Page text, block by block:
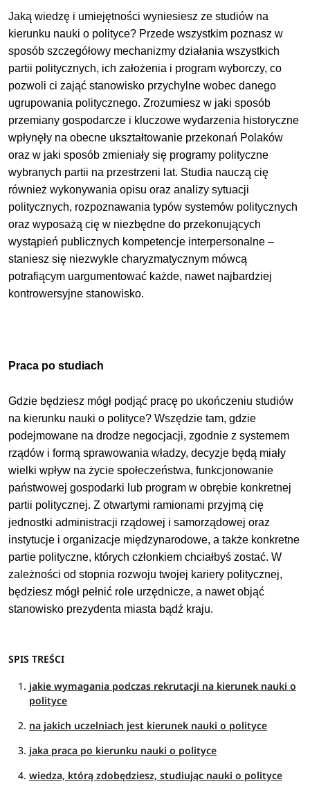
Jaką wiedzę i umiejętności wyniesiesz ze studiów na
kierunku nauki o polityce? Przede wszystkim poznasz w
sposób szczegółowy mechanizmy działania wszystkich
partii politycznych, ich założenia i program wyborczy, co
pozwoli ci zająć stanowisko przychylne wobec danego
ugrupowania politycznego. Zrozumiesz w jaki sposób
przemiany gospodarcze i kluczowe wydarzenia historyczne
wpłynęły na obecne ukształtowanie przekonań Polaków
oraz w jaki sposób zmieniały się programy polityczne
wybranych partii na przestrzeni lat. Studia nauczą cię
również wykonywania opisu oraz analizy sytuacji
politycznych, rozpoznawania typów systemów politycznych
oraz wyposażą cię w niezbędne do przekonujących
wystąpień publicznych kompetencje interpersonalne –
staniesz się niezwykle charyzmatycznym mówcą
potrafiącym uargumentować każde, nawet najbardziej
kontrowersyjne stanowisko.
Praca po studiach
Gdzie będziesz mógł podjąć pracę po ukończeniu studiów
na kierunku nauki o polityce? Wszędzie tam, gdzie
podejmowane na drodze negocjacji, zgodnie z systemem
rządów i formą sprawowania władzy, decyzje będą miały
wielki wpływ na życie społeczeństwa, funkcjonowanie
państwowej gospodarki lub program w obrębie konkretnej
partii politycznej. Z otwartymi ramionami przyjmą cię
jednostki administracji rządowej i samorządowej oraz
instytucje i organizacje międzynarodowe, a także konkretne
partie polityczne, których członkiem chciałbyś zostać. W
zależności od stopnia rozwoju twojej kariery politycznej,
będziesz mógł pełnić role urzędnicze, a nawet objąć
stanowisko prezydenta miasta bądź kraju.
SPIS TREŚCI
jakie wymagania podczas rekrutacji na kierunek nauki o
polityce
na jakich uczelniach jest kierunek nauki o polityce
jaka praca po kierunku nauki o polityce
wiedza, którą zdobędziesz, studiując nauki o polityce